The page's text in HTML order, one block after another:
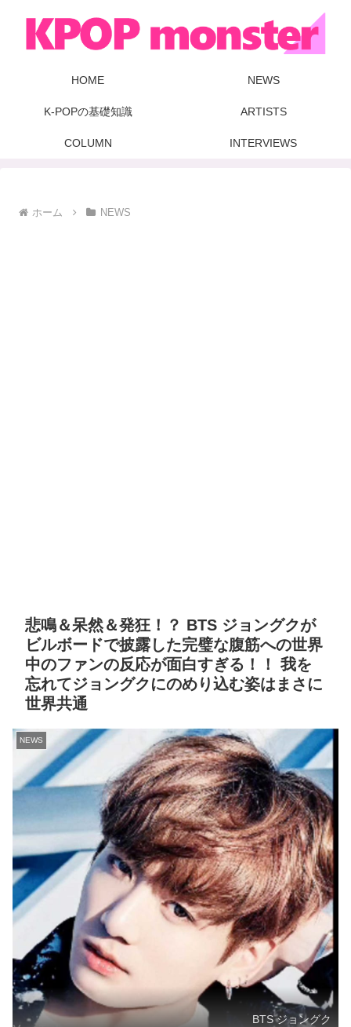
HOME NEWS
K-POPの基礎知識 ARTISTS
COLUMN INTERVIEWS
ホーム NEWS
悲鳴＆呆然＆発狂！？ BTS ジョングクが
ビルボードで披露した完璧な腹筋への世界
中のファンの反応が面白すぎる！！ 我を
忘れてジョングクにのめり込む姿はまさに
世界共通
NEWS
BTS ジョングク